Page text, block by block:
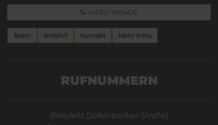
+49 521-9865432
Team Anfahrt Kontakt Mehr Infos
RUFNUMMERN
Bielefeld (Jöllenbecker Straße)